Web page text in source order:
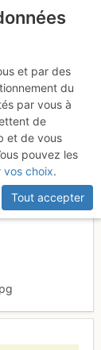
nd)
D80
et par des
du
par vous à
de
et de vous
pouvez les
vos choix.
Tout accepter